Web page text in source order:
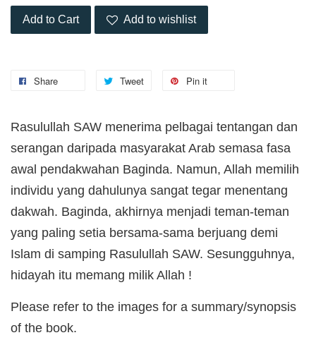
Add to Cart Add to wishlist
Share Tweet Pin it
Rasulullah SAW menerima pelbagai tentangan dan
serangan daripada masyarakat Arab semasa fasa
awal pendakwahan Baginda. Namun, Allah memilih
individu yang dahulunya sangat tegar menentang
dakwah. Baginda, akhirnya menjadi teman-teman
yang paling setia bersama-sama berjuang demi
Islam di samping Rasulullah SAW. Sesungguhnya,
hidayah itu memang milik Allah !
Please refer to the images for a summary/synopsis
of the book.